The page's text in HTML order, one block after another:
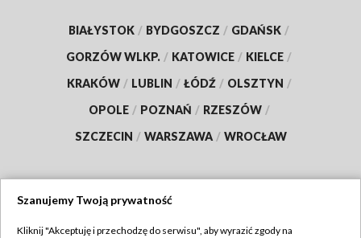
BIAŁYSTOK / BYDGOSZCZ / GDAŃSK /
GORZÓW WLKP. / KATOWICE / KIELCE /
KRAKÓW / LUBLIN / ŁÓDŹ / OLSZTYN /
OPOLE / POZNAŃ / RZESZÓW /
SZCZECIN / WARSZAWA / WROCŁAW
Szanujemy Twoją prywatność
Kliknij "Akceptuję i przechodzę do serwisu", aby wyrazić zgody na